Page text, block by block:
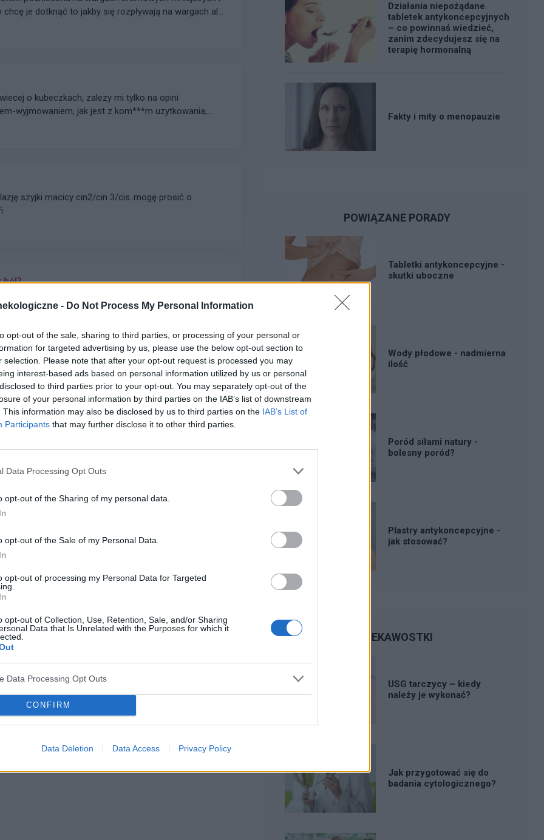
- Do Not Process My Personal Information
opt-out of the sale, sharing to third parties, or processing of your personal or
for targeted advertising by us, please use the below opt-out section to
selection. Please note that after your opt-out request is processed you may
interest-based ads based on personal information utilized by us or personal
to third parties prior to your opt-out. You may separately opt-out of the
of your personal information by third parties on the IAB’s list of downstream
This information may also be disclosed by us to third parties on the IAB’s List of
Participants that may further disclose it to other third parties.
Data Processing Opt Outs
opt-out of the Sharing of my personal data.
opt-out of the Sale of my Personal Data.
opt-out of processing my Personal Data for Targeted
opt-out of Collection, Use, Retention, Sale, and/or Sharing
Data that Is Unrelated with the Purposes for which it
Data Processing Opt Outs
CONFIRM
Data Deletion Data Access Privacy Policy
je dotknąć to jakby się rozpływają na wargach ale
też tak któraś miała? I czy może to być
o kubeczkach, zalezy mi tylko na opini
wyjmowaniem, jak jest z kom***m uzytkowania,
mozecie sobie podarowac.
ból?
tak naprawdę sobie to wmawiam? Ostatnio zaczął
w nim cały czas, od obudzeniania się rano, po
problemy z oddalonym o kilka zębów dziąsłem.
powodu wmówiłam sobie, że ten ząb również może
Boli najbardziej, kiedy o tym myślę, kiedy nie, to też
problemy z pieczeniem kręgosłupa, ale kiedy moja
przeszło. Może nie do końca (chyba), ale teraz bol
nigdy nie ustaje.
przygotowania do porodu
Działania niepożądane
tabletek antykoncepcyjnych
– co powinnaś wiedzieć,
zanim zdecydujesz się na
terapię hormonalną
Fakty i mity o menopauzie
POWIĄZANE PORADY
Tabletki antykoncepcyjne -
skutki uboczne
Wody płodowe - nadmierna
ilość
Poród siłami natury -
bolesny poród?
Plastry antykoncepcyjne -
jak stosować?
CIEKAWOSTKI
USG tarczycy – kiedy
należy je wykonać?
Jak przygotować się do
badania cytologicznego?